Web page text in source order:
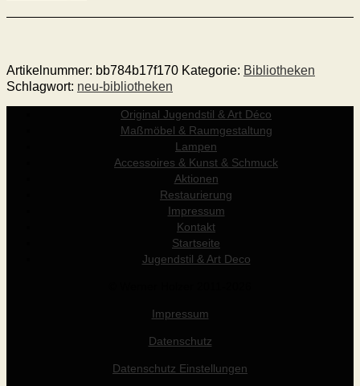
Artikelnummer: bb784b17f170 Kategorie: Bibliotheken
Schlagwort: neu-bibliotheken
Original Jugendstil & Art Déco
Maßmöbel & Raumgestaltung
Lampen
Accessoires & Kunst & Schmuck
Aktionen
Restaurierung
Impressum
Kontakt
Startseite
Jugendstil & Art Deco
Impressum
Datenschutz
Datenschutz Einstellungen